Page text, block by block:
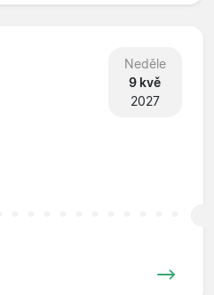
Neděle
9 kvě
2027